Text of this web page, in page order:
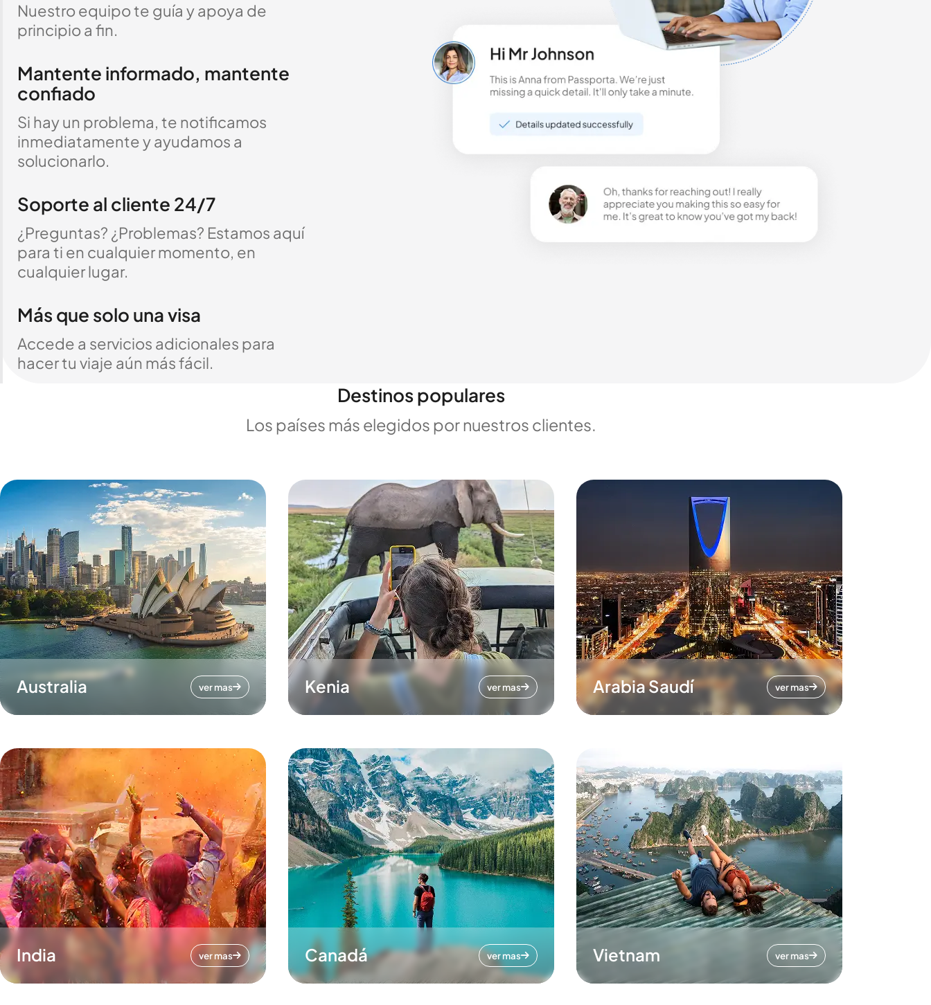
Nuestro equipo te guía y apoya de
principio a fin.
Mantente informado, mantente
confiado
Si hay un problema, te notificamos
inmediatamente y ayudamos a
solucionarlo.
Soporte al cliente 24/7
¿Preguntas? ¿Problemas? Estamos aquí
para ti en cualquier momento, en
cualquier lugar.
Más que solo una visa
Accede a servicios adicionales para
hacer tu viaje aún más fácil.
Destinos populares
Los países más elegidos por nuestros clientes.
Australia ver mas Kenia ver mas Arabia Saudí ver mas
India ver mas Canadá ver mas Vietnam ver mas